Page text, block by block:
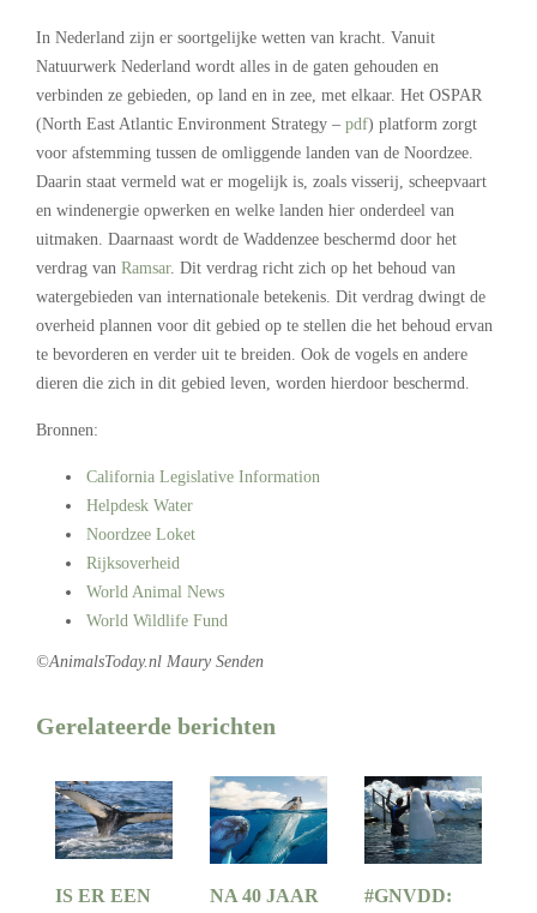
In Nederland zijn er soortgelijke wetten van kracht. Vanuit
Natuurwerk Nederland wordt alles in de gaten gehouden en
verbinden ze gebieden, op land en in zee, met elkaar. Het OSPAR
(North East Atlantic Environment Strategy – pdf) platform zorgt
voor afstemming tussen de omliggende landen van de Noordzee.
Daarin staat vermeld wat er mogelijk is, zoals visserij, scheepvaart
en windenergie opwerken en welke landen hier onderdeel van
uitmaken. Daarnaast wordt de Waddenzee beschermd door het
verdrag van Ramsar. Dit verdrag richt zich op het behoud van
watergebieden van internationale betekenis. Dit verdrag dwingt de
overheid plannen voor dit gebied op te stellen die het behoud ervan
te bevorderen en verder uit te breiden. Ook de vogels en andere
dieren die zich in dit gebied leven, worden hierdoor beschermd.
Bronnen:
California Legislative Information
Helpdesk Water
Noordzee Loket
Rijksoverheid
World Animal News
World Wildlife Fund
©AnimalsToday.nl Maury Senden
Gerelateerde berichten
IS ER EEN
NA 40 JAAR
#GNVDD: